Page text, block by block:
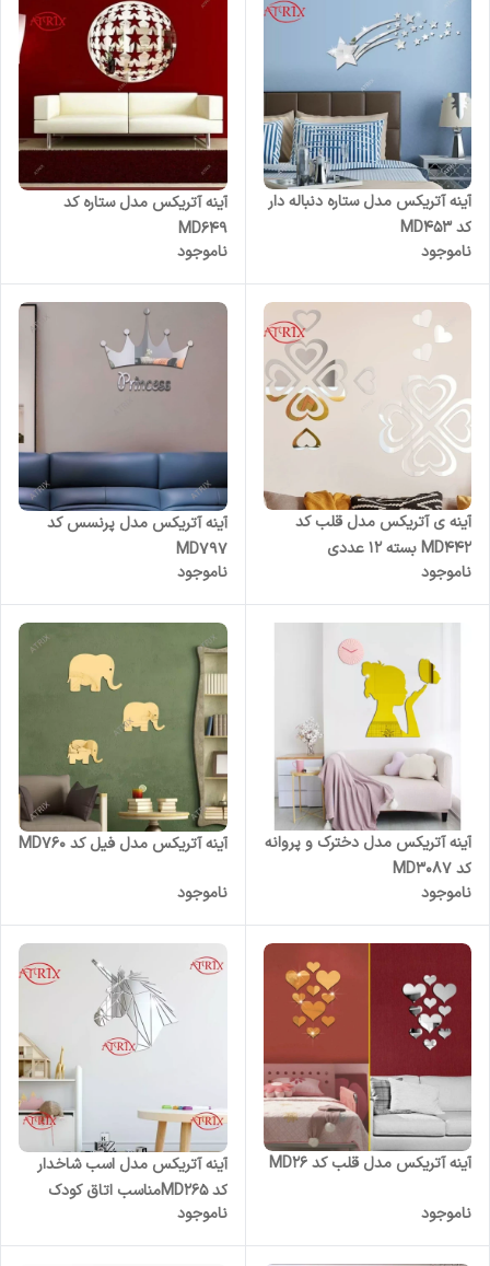
آینه آتریکس مدل ستاره دنباله دار
کد MD453
ناموجود
آینه آتریکس مدل ستاره کد
MD649
ناموجود
آینه ی آتریکس مدل قلب کد
MD442 بسته 12 عددی
ناموجود
آینه آتریکس مدل پرنسس کد
MD797
ناموجود
آینه آتریکس مدل دخترک و پروانه
کد MD3087
ناموجود
آینه آتریکس مدل فیل کد MD760
ناموجود
آینه آتریکس مدل قلب کد MD26
ناموجود
آینه آتریکس مدل اسب شاخدار
کد MD265مناسب اتاق کودک
ناموجود